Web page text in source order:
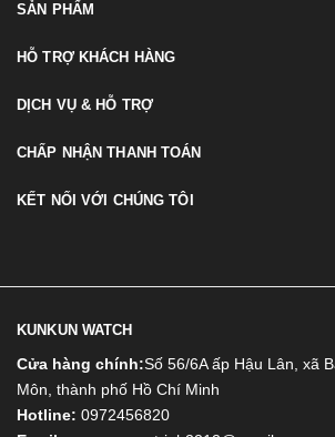
SẢN PHẨM
HỖ TRỢ KHÁCH HÀNG
DỊCH VỤ & HỖ TRỢ
CHẤP NHẬN THANH TOÁN
KẾT NỐI VỚI CHÚNG TÔI
KUNKUN WATCH
Cửa hàng chính:Số 56/6A ấp Hậu Lân, xã
Môn, thành phố Hồ Chí Minh
Hotline: 0972456820